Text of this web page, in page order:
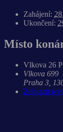
Zahájení:
Ukončení:
Místo
Vlkova 26
Vlkova 699
Praha 3
Zobrazit